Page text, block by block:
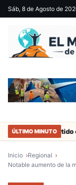
Sáb, 8 de Agosto de
ÚLTIMO MINUTO
Partido clave
Inicio
Regional
Notable aumento de la